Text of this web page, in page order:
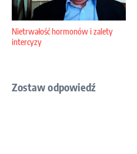
Nietrwałość hormonów i zalety
intercyzy
Zostaw odpowiedź